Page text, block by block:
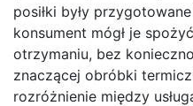
posiłki były
konsument mógł je
otrzymaniu, bez
znaczącej obróbki
rozróżnienie między